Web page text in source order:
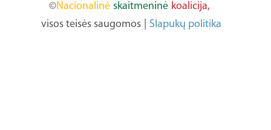
©Nacionalinė skaitmeninė koalicija,
visos teisės saugomos
Slapukų politika